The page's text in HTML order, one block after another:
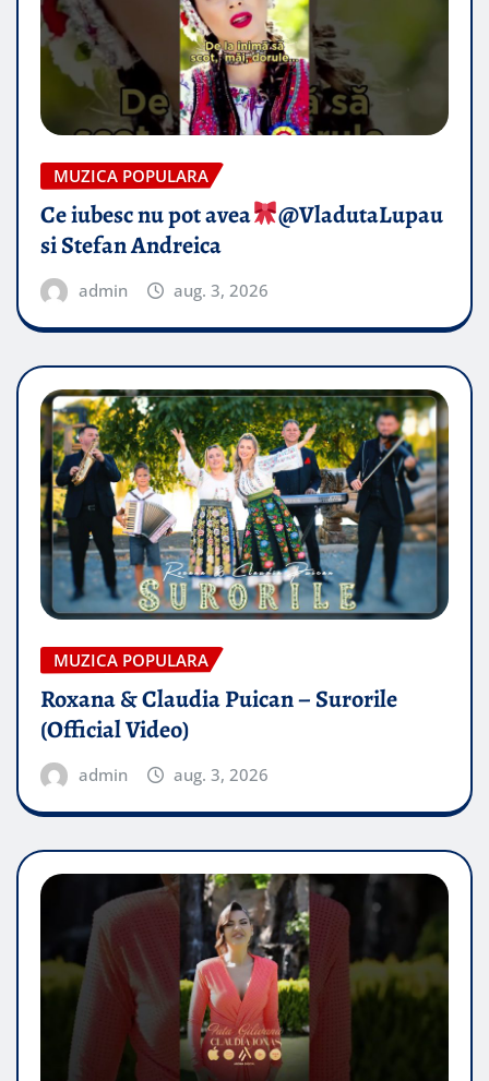
MUZICA POPULARA
Ce iubesc nu pot avea
​@VladutaLupau
si Stefan Andreica
admin aug. 3, 2026
MUZICA POPULARA
Roxana & Claudia Puican – Surorile
(Official Video)
admin aug. 3, 2026